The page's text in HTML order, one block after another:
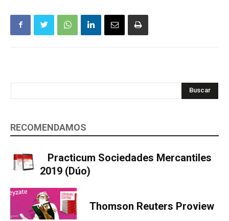
Buscar
RECOMENDAMOS
Practicum Sociedades Mercantiles
2019 (Dúo)
Thomson Reuters Proview